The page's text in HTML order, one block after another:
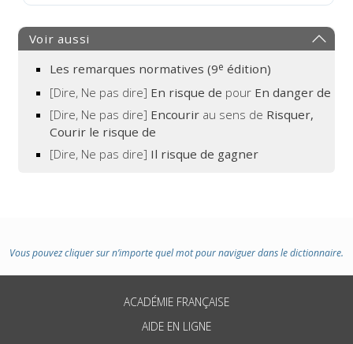
Voir aussi
Les remarques normatives (9e édition)
[Dire, Ne pas dire] En risque de pour En danger de
[Dire, Ne pas dire] Encourir au sens de Risquer,
Courir le risque de
[Dire, Ne pas dire] Il risque de gagner
Vous pouvez cliquer sur n’importe quel mot pour naviguer dans le dictionnaire.
ACADÉMIE FRANÇAISE
AIDE EN LIGNE